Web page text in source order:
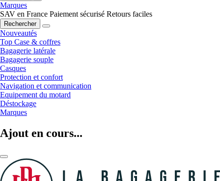
Marques
SAV en France Paiement sécurisé Retours faciles
Rechercher
Nouveautés
Top Case & coffres
Bagagerie latérale
Bagagerie souple
Casques
Protection et confort
Navigation et communication
Equipement du motard
Déstockage
Marques
Ajout en cours...